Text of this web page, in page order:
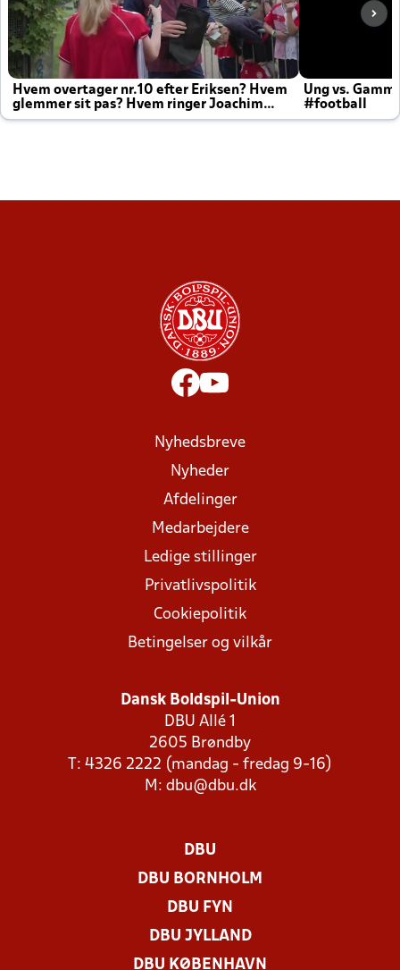
Hvem overtager nr.10 efter Eriksen? Hvem
glemmer sit pas? Hvem ringer Joachim
altid til efter kampe?
Ung vs.
#football
Nyhedsbreve
Nyheder
Afdelinger
Medarbejdere
Ledige stillinger
Privatlivspolitik
Cookiepolitik
Betingelser og vilkår
Dansk Boldspil-Union
DBU Allé 1
2605 Brøndby
T: 4326 2222 (mandag - fredag 9-16)
M: dbu@dbu.dk
DBU
DBU BORNHOLM
DBU FYN
DBU JYLLAND
DBU KØBENHAVN